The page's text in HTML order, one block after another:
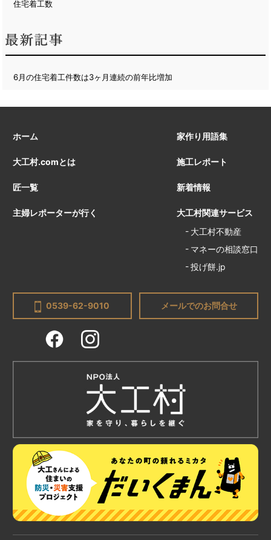
住宅着工数
6月の住宅着工件数は3ヶ月連続の前年比増加
ホーム
大工村.comとは
匠一覧
主婦レポーターが行く
家作り用語集
施工レポート
新着情報
大工村関連サービス
大工村不動産
マネーの相談窓口
投げ餅.jp
0539-62-9010 メールでのお問合せ